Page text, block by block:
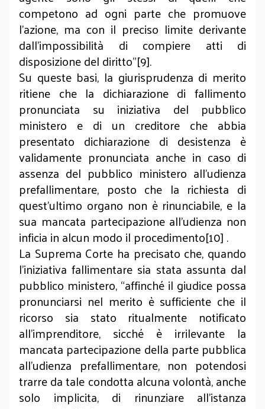
competono ad ogni parte che promuove
l’azione, ma con il preciso limite derivante
dall’impossibilità di compiere atti di
disposizione del diritto”[9].
Su queste basi, la giurisprudenza di merito
ritiene che la dichiarazione di fallimento
pronunciata su iniziativa del pubblico
ministero e di un creditore che abbia
presentato dichiarazione di desistenza è
validamente pronunciata anche in caso di
assenza del pubblico ministero all’udienza
prefallimentare, posto che la richiesta di
quest’ultimo organo non è rinunciabile, e la
sua mancata partecipazione all’udienza non
inficia in alcun modo il procedimento[10] .
La Suprema Corte ha precisato che, quando
l'iniziativa fallimentare sia stata assunta dal
pubblico ministero, “affinché il giudice possa
pronunciarsi nel merito è sufficiente che il
ricorso sia stato ritualmente notificato
all'imprenditore, sicché è irrilevante la
mancata partecipazione della parte pubblica
all'udienza prefallimentare, non potendosi
trarre da tale condotta alcuna volontà, anche
solo implicita, di rinunziare all'istanza